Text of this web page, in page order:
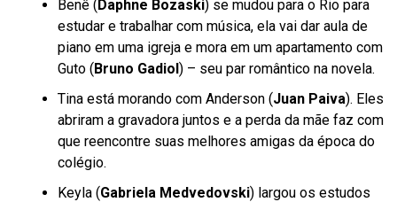
Benê ( Daphne Bozaski) se mudou para o Rio para
estudar e trabalhar com música, ela vai dar aula de
piano em uma igreja e mora em um apartamento com
Guto (Bruno Gadiol) – seu par romântico na novela.
Tina está morando com Anderson (Juan Paiva). Eles
abriram a gravadora juntos e a perda da mãe faz com
que reencontre suas melhores amigas da época do
colégio.
Keyla (Gabriela Medvedovski) largou os estudos